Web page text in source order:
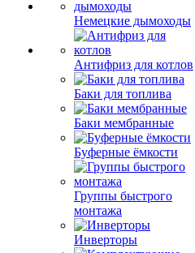
Немецкие дымоходы
Антифриз для котлов
Баки для топлива
Баки мембранные
Буферные ёмкости
Группы быстрого
монтажа
Инверторы